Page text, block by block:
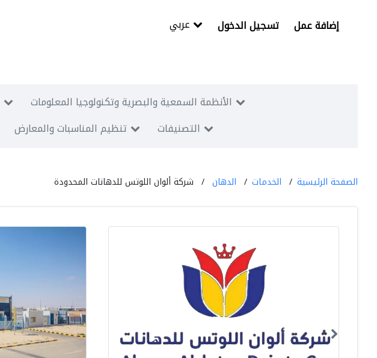
تسجيل الدخول إضافة عمل
الأنظمة السمعية والبصرية وتكنولوجيا المعلومات
تنظيم المناسبات والمعارض التصنيفات
الصفحة الرئيسية الخدمات الدهان شركة ألوان اللوتس للدهانات المحدودة